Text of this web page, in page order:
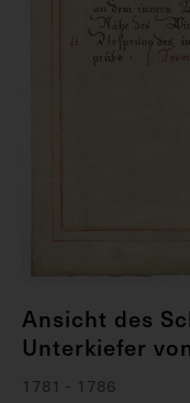
Ansicht des
Unterkiefer
1781 - 1786